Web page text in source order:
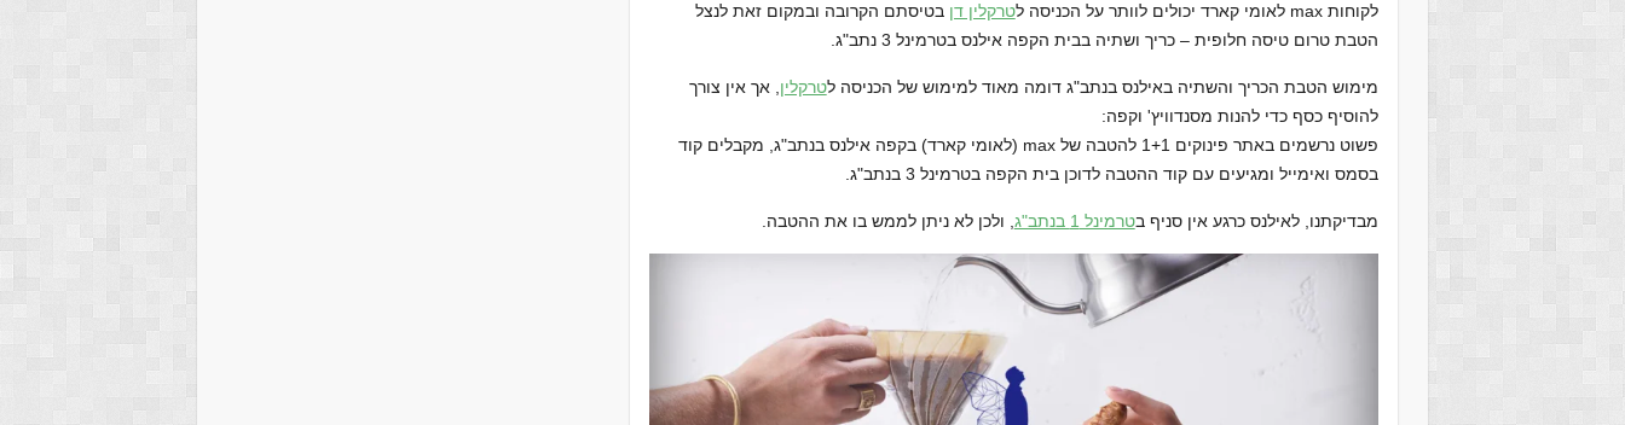
לקוחות max לאומי קארד יכולים לוותר על הכניסה ל טרקלין דן בטיסתם הקרובה ובמקום זאת לנצל
הטבת טרום טיסה חלופית – כריך ושתיה בבית הקפה אילנס בטרמינל 3 נתב"ג.
מימוש הטבת הכריך והשתיה באילנס בנתב"ג דומה מאוד למימוש של הכניסה לטרקלין, אך אין צורך
להוסיף כסף כדי להנות מסנדוויץ' וקפה:
פשוט נרשמים באתר פינוקים 1+1 להטבה של max (לאומי קארד) בקפה אילנס בנתב"ג, מקבלים קוד
בסמס ואימייל ומגיעים עם קוד ההטבה לדוכן בית הקפה בטרמינל 3 בנתב"ג.
מבדיקתנו, לאילנס כרגע אין סניף בטרמינל 1 בנתב"ג , ולכן לא ניתן לממש בו את ההטבה.